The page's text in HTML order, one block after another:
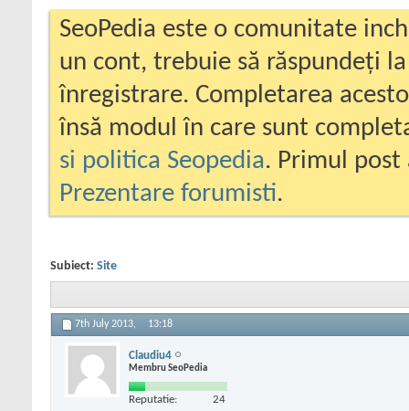
SeoPedia este o comunitate
un cont, trebuie să răspundeți
înregistrare. Completarea
însă modul în care sunt
si politica Seopedia. Primul
Prezentare forumisti.
Subiect: Site
7th July 2013, 13:18
Claudiu4
Membru SeoPedia
Reputatie: 24